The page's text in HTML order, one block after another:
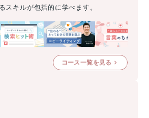
スキルが包括的に学べます。
コース一覧を見る